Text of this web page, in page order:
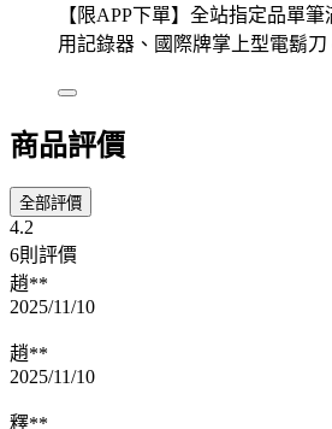
【限APP下單】全站指定品單
用記錄器、國際牌掌上型電鬍刀
商品評價
全部評價
4.2
6則評價
趙**
2025/11/10
趙**
2025/11/10
釋**